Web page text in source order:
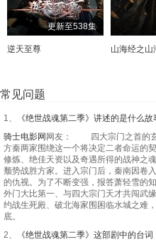
更新至538集
逆天至尊 山海经之山
常见问题
1、
《绝世战魂第二季》讲述的是什么故
骑士电影网网友： 四大宗门之首的玄
方秦两家围绕这一个将决定二者命运的
修炼、绝佳天资以及奇遇所得的战神之
颓势战胜方家。进入宗门后，秦南因卷
的仇视。为了不断变强，报答萧轻雪的
外门大比第一、与四大宗门天才共闯武
约战生死殿、破北海家围困临水城之难
底。
2、
《绝世战魂第二季》这部剧中的台词